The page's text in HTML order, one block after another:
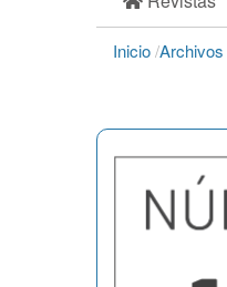
Inicio/Archivos